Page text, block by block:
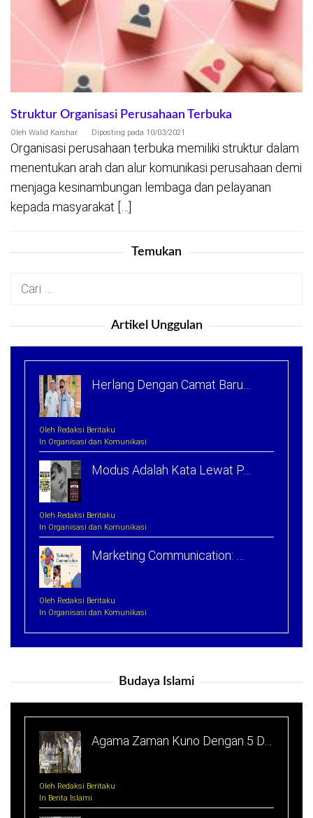
Struktur Organisasi Perusahaan Terbuka
Oleh Walid Kaishar Diposting pada 10/03/2021
Organisasi perusahaan terbuka memiliki struktur dalam
menentukan arah dan alur komunikasi perusahaan demi
menjaga kesinambungan lembaga dan pelayanan
kepada masyarakat […]
Temukan
Cari
Artikel Unggulan
Herlang Dengan Camat Baru…
Oleh Redaksi Beritaku
In Organisasi dan Komunikasi
Modus Adalah Kata Lewat P…
Oleh Redaksi Beritaku
In Organisasi dan Komunikasi
Marketing Communication: …
Oleh Redaksi Beritaku
In Organisasi dan Komunikasi
Budaya Islami
Agama Zaman Kuno Dengan 5 D…
Oleh Redaksi Beritaku
In Berita Islami